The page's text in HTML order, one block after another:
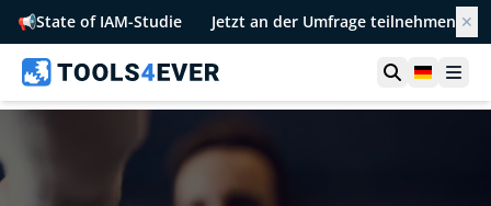
📢State of IAM-Studie Jetzt an der Umfrage teilnehmen ✕
Suche